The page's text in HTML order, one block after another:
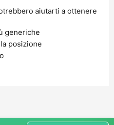
aiutarti a ottenere
generiche
posizione